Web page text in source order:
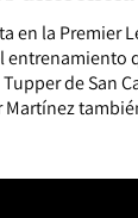
en la Premier
entrenamiento
de San